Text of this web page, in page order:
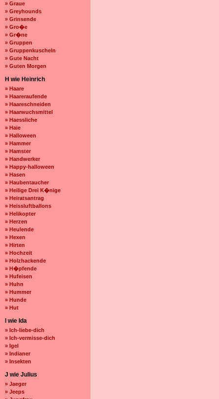
» Graue
» Greyhounds
» Grinsende
» Gro�e
» Gr�ne
» Gruppen
» Gruppenkuscheln
» Gute Nacht
» Guten Morgen
H wie Heinrich
» Haare
» Haareraufende
» Haareschneiden
» Haarwuchsmittel
» Haessliche
» Haie
» Halloween
» Hammer
» Hamster
» Handwerker
» Happy-halloween
» Hasen
» Haubentaucher
» Heilige Drei K�nige
» Heiratsantrag
» Heissluftballons
» Helikopter
» Herzen
» Heulende
» Hexen
» Hirten
» Hochzeit
» Holzhackende
» H�pfende
» Hufeisen
» Huhn
» Hummer
» Hunde
» Hut
I wie Ida
» Ich-liebe-dich
» Ich-vermisse-dich
» Igel
» Indianer
» Insekten
J wie Julius
» Jaeger
» Jeeps